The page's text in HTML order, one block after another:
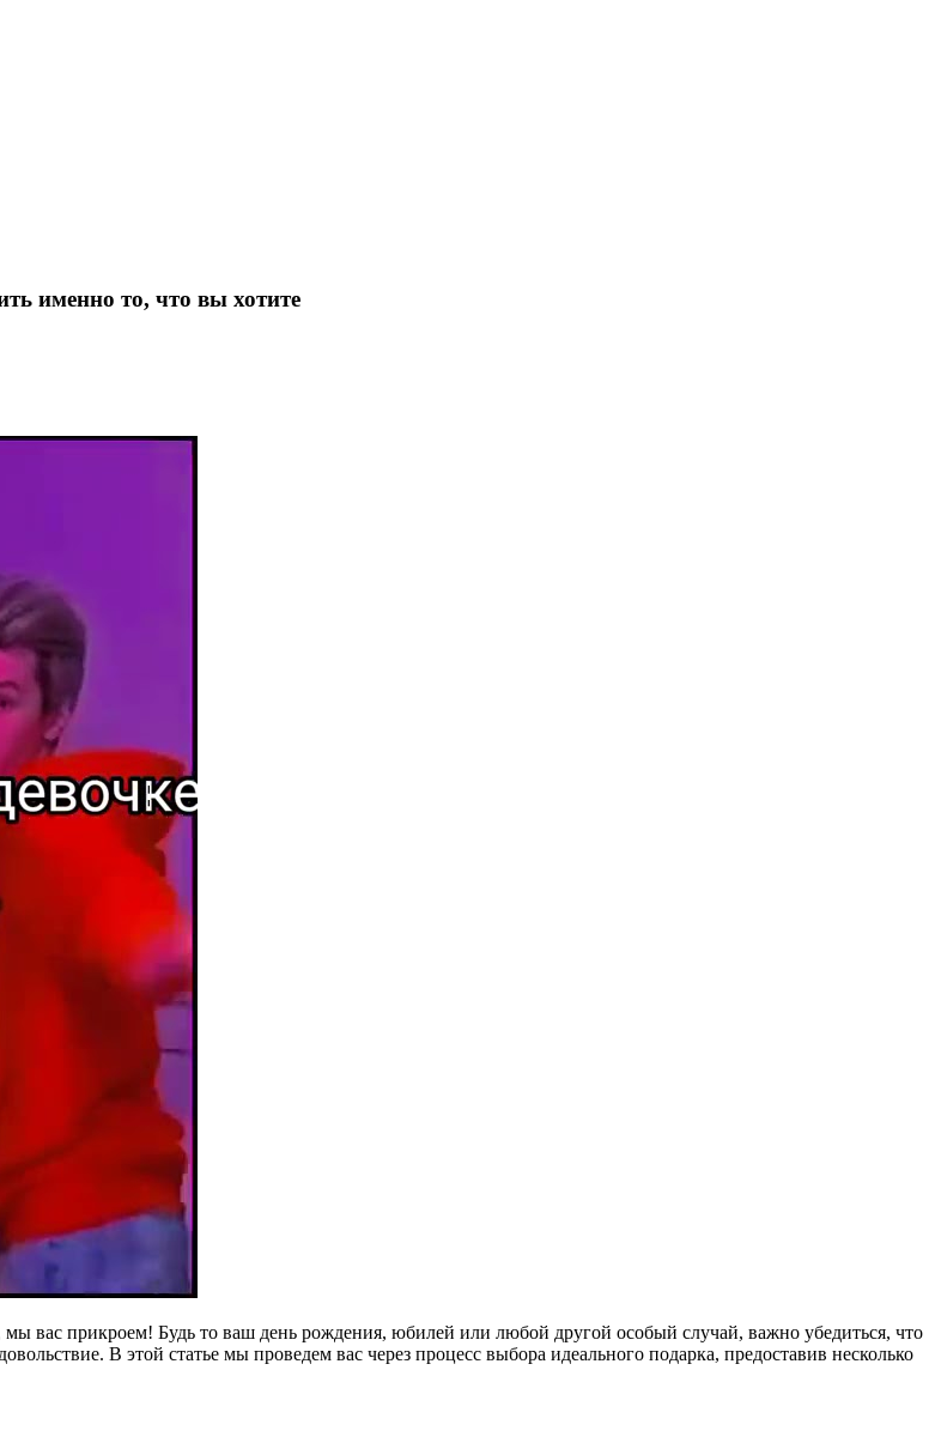
именно то, что вы хотите
вас прикроем! Будь то ваш день рождения, юбилей или любой другой особый случай, важно убедиться, что
В этой статье мы проведем вас через процесс выбора идеального подарка, предоставив несколько